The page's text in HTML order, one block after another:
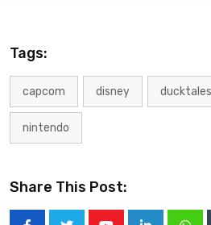
Tags:
capcom disney ducktales
nintendo
Share This Post: